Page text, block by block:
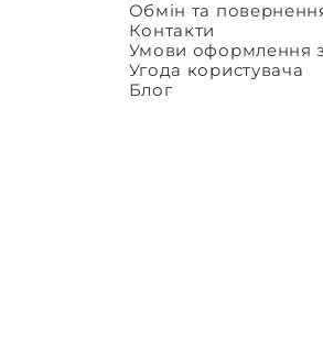
Обмін та
Контакти
Умови оформлення
Угода користувача
Блог